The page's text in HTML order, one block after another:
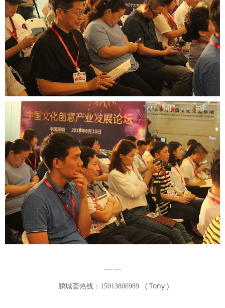
--- ---
鹏城荟热线：15013806989 ( Tony )